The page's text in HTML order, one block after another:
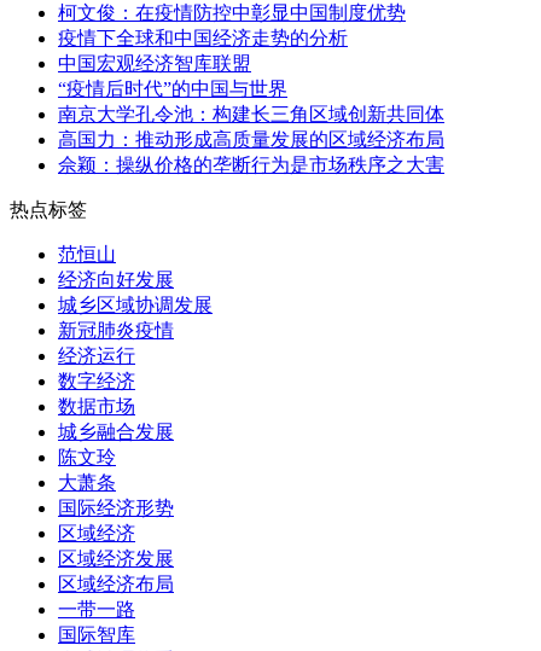
柯文俊：在疫情防控中彰显中国制度优势
疫情下全球和中国经济走势的分析
中国宏观经济智库联盟
“疫情后时代”的中国与世界
南京大学孔令池：构建长三角区域创新共同体
高国力：推动形成高质量发展的区域经济布局
佘颖：操纵价格的垄断行为是市场秩序之大害
热点标签
范恒山
经济向好发展
城乡区域协调发展
新冠肺炎疫情
经济运行
数字经济
数据市场
城乡融合发展
陈文玲
大萧条
国际经济形势
区域经济
区域经济发展
区域经济布局
一带一路
国际智库